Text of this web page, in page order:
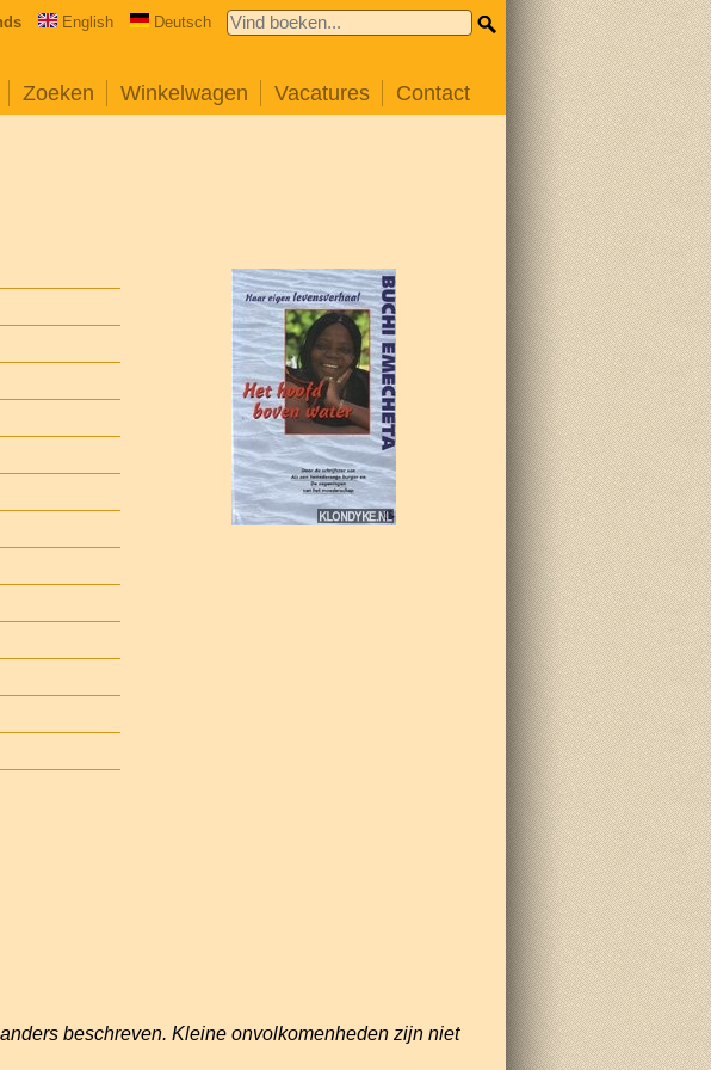
English Deutsch
Zoeken Winkelwagen Vacatures Contact
beschreven. Kleine onvolkomenheden zijn niet